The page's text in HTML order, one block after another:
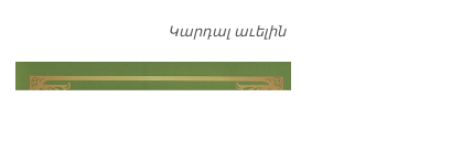
Կարդալ աւելինԴատել…